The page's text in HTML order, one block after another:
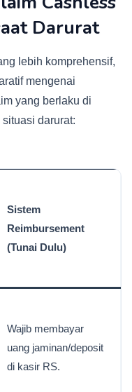
Darurat
lebih komprehensif,
mengenai
yang berlaku di
darurat:
Sistem
Reimbursement
(Tunai Dulu)
Wajib membayar
uang jaminan/deposit
di kasir RS.